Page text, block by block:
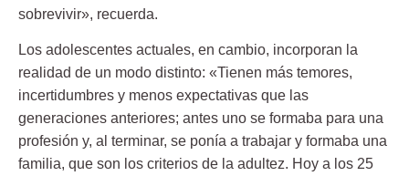
sobrevivir», recuerda.
Los adolescentes actuales, en cambio, incorporan la
realidad de un modo distinto: «Tienen más temores,
incertidumbres y menos expectativas que las
generaciones anteriores; antes uno se formaba para una
profesión y, al terminar, se ponía a trabajar y formaba una
familia, que son los criterios de la adultez. Hoy a los 25